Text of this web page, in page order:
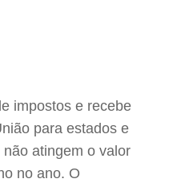
impostos e recebe
para estados e
atingem o valor
no ano. O